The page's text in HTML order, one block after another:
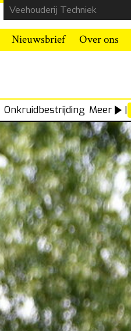
Veehouderij Techniek
Nieuwsbrief Over ons
Onkruidbestrijding Meer |